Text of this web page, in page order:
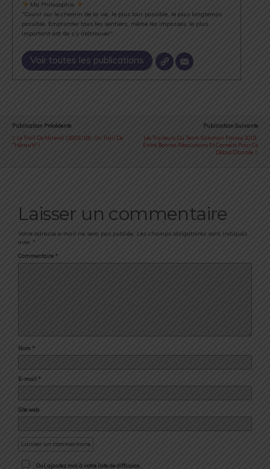
Ma Philosophie
"Courir sur le chemin de la vie, le plus loin possible, le plus longtemps
possible. Emprunter tous les sentiers, même les impasses, le plus
important est de s’y (re)trouver".
Voir toutes les publications
Publication Précédente
Le Trail De Mireval (28/01/18) : Un Trail De
"Hérault" !
Publication Suivante
Les Traileurs Du Team Salomon France 2018 :
Entre Bonnes Résolutions Et Conseils Pour Ce
Début D’année
Laisser un commentaire
Votre adresse e-mail ne sera pas publiée. Les champs obligatoires sont indiqués
avec *
Commentaire *
Nom *
E-mail *
Site web
Oui, ajoutez moi à votre liste de diffusion.